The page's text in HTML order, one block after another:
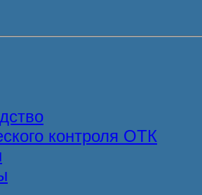
контроля ОТК